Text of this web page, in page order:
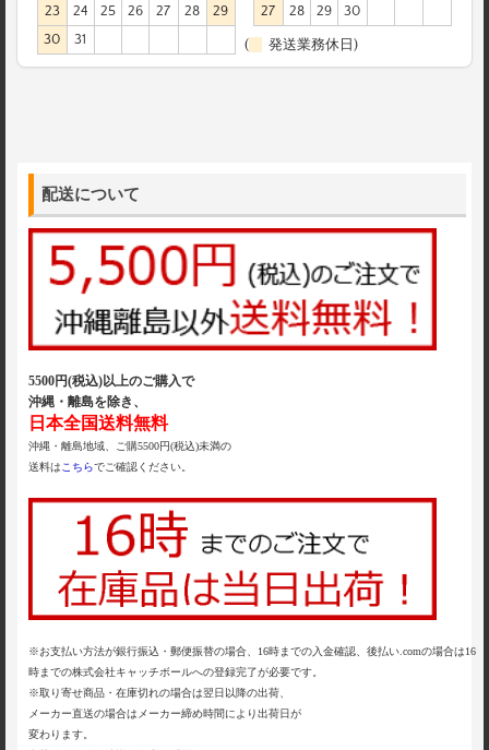
23
24 25 26 27 28
29
30
31
27
28 29 30
( 発送業務休日)
配送について
5500円(税込)以上のご購入で
沖縄・離島を除き、
日本全国送料無料
沖縄・離島地域、ご購5500円(税込)未満の
送料は こちらでご確認ください。
※お支払い方法が銀行振込・郵便振替の場合、16時までの入金確認、後払い.comの場合は16
時までの株式会社キャッチボールへの登録完了が必要です。
※取り寄せ商品・在庫切れの場合は翌日以降の出荷、
メーカー直送の場合はメーカー締め時間により出荷日が
変わります。